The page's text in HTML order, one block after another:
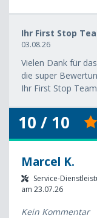
Ihr First Stop
03.08.26
Vielen Dank für
die super
Ihr First Stop
10 / 10
Marcel K.
Service-
am 23.07.26
Kein Kommentar